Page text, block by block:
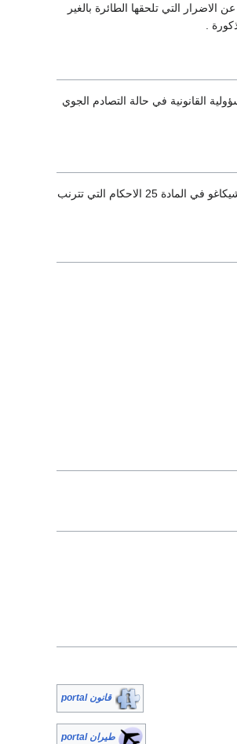
روماعام 1952 على مسؤولية مستثمر الطائرة عن الاضرار التي تلحقها الطائرة بالغير
.
بين طائرتين و قد نظمت الاتفاقية المعدة في مونتريال عام 1964 موضوع المسؤولية القانونية في حالة التصادم الجوي
شيكاغو في المادة 25 الاحكام التي تترنب
قانون portal
طيران portal